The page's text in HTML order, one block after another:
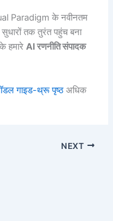
Paradigm के नवीनतम
तक तुरंत पहुंच बना
हमारेAI रणनीति संपादक
गाइड-थ्रू पृष्ठअधिक
NEXT